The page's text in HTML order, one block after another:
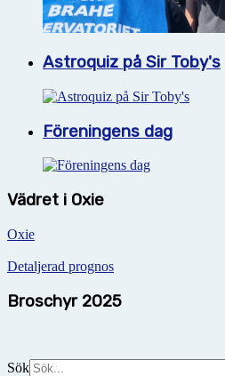
Astroquiz på Sir Toby's
Föreningens dag
Vädret i Oxie
Oxie
Detaljerad prognos
Broschyr 2025
Sök